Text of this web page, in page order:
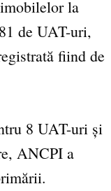
la
de UAT-uri,
fiind de
8 UAT-uri și
ANCPI a